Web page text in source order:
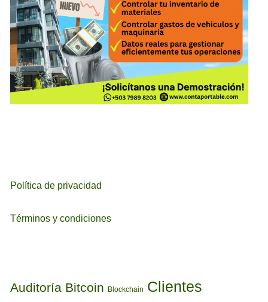
Política de privacidad
Términos y condiciones
Auditoría Bitcoin Blockchain Clientes